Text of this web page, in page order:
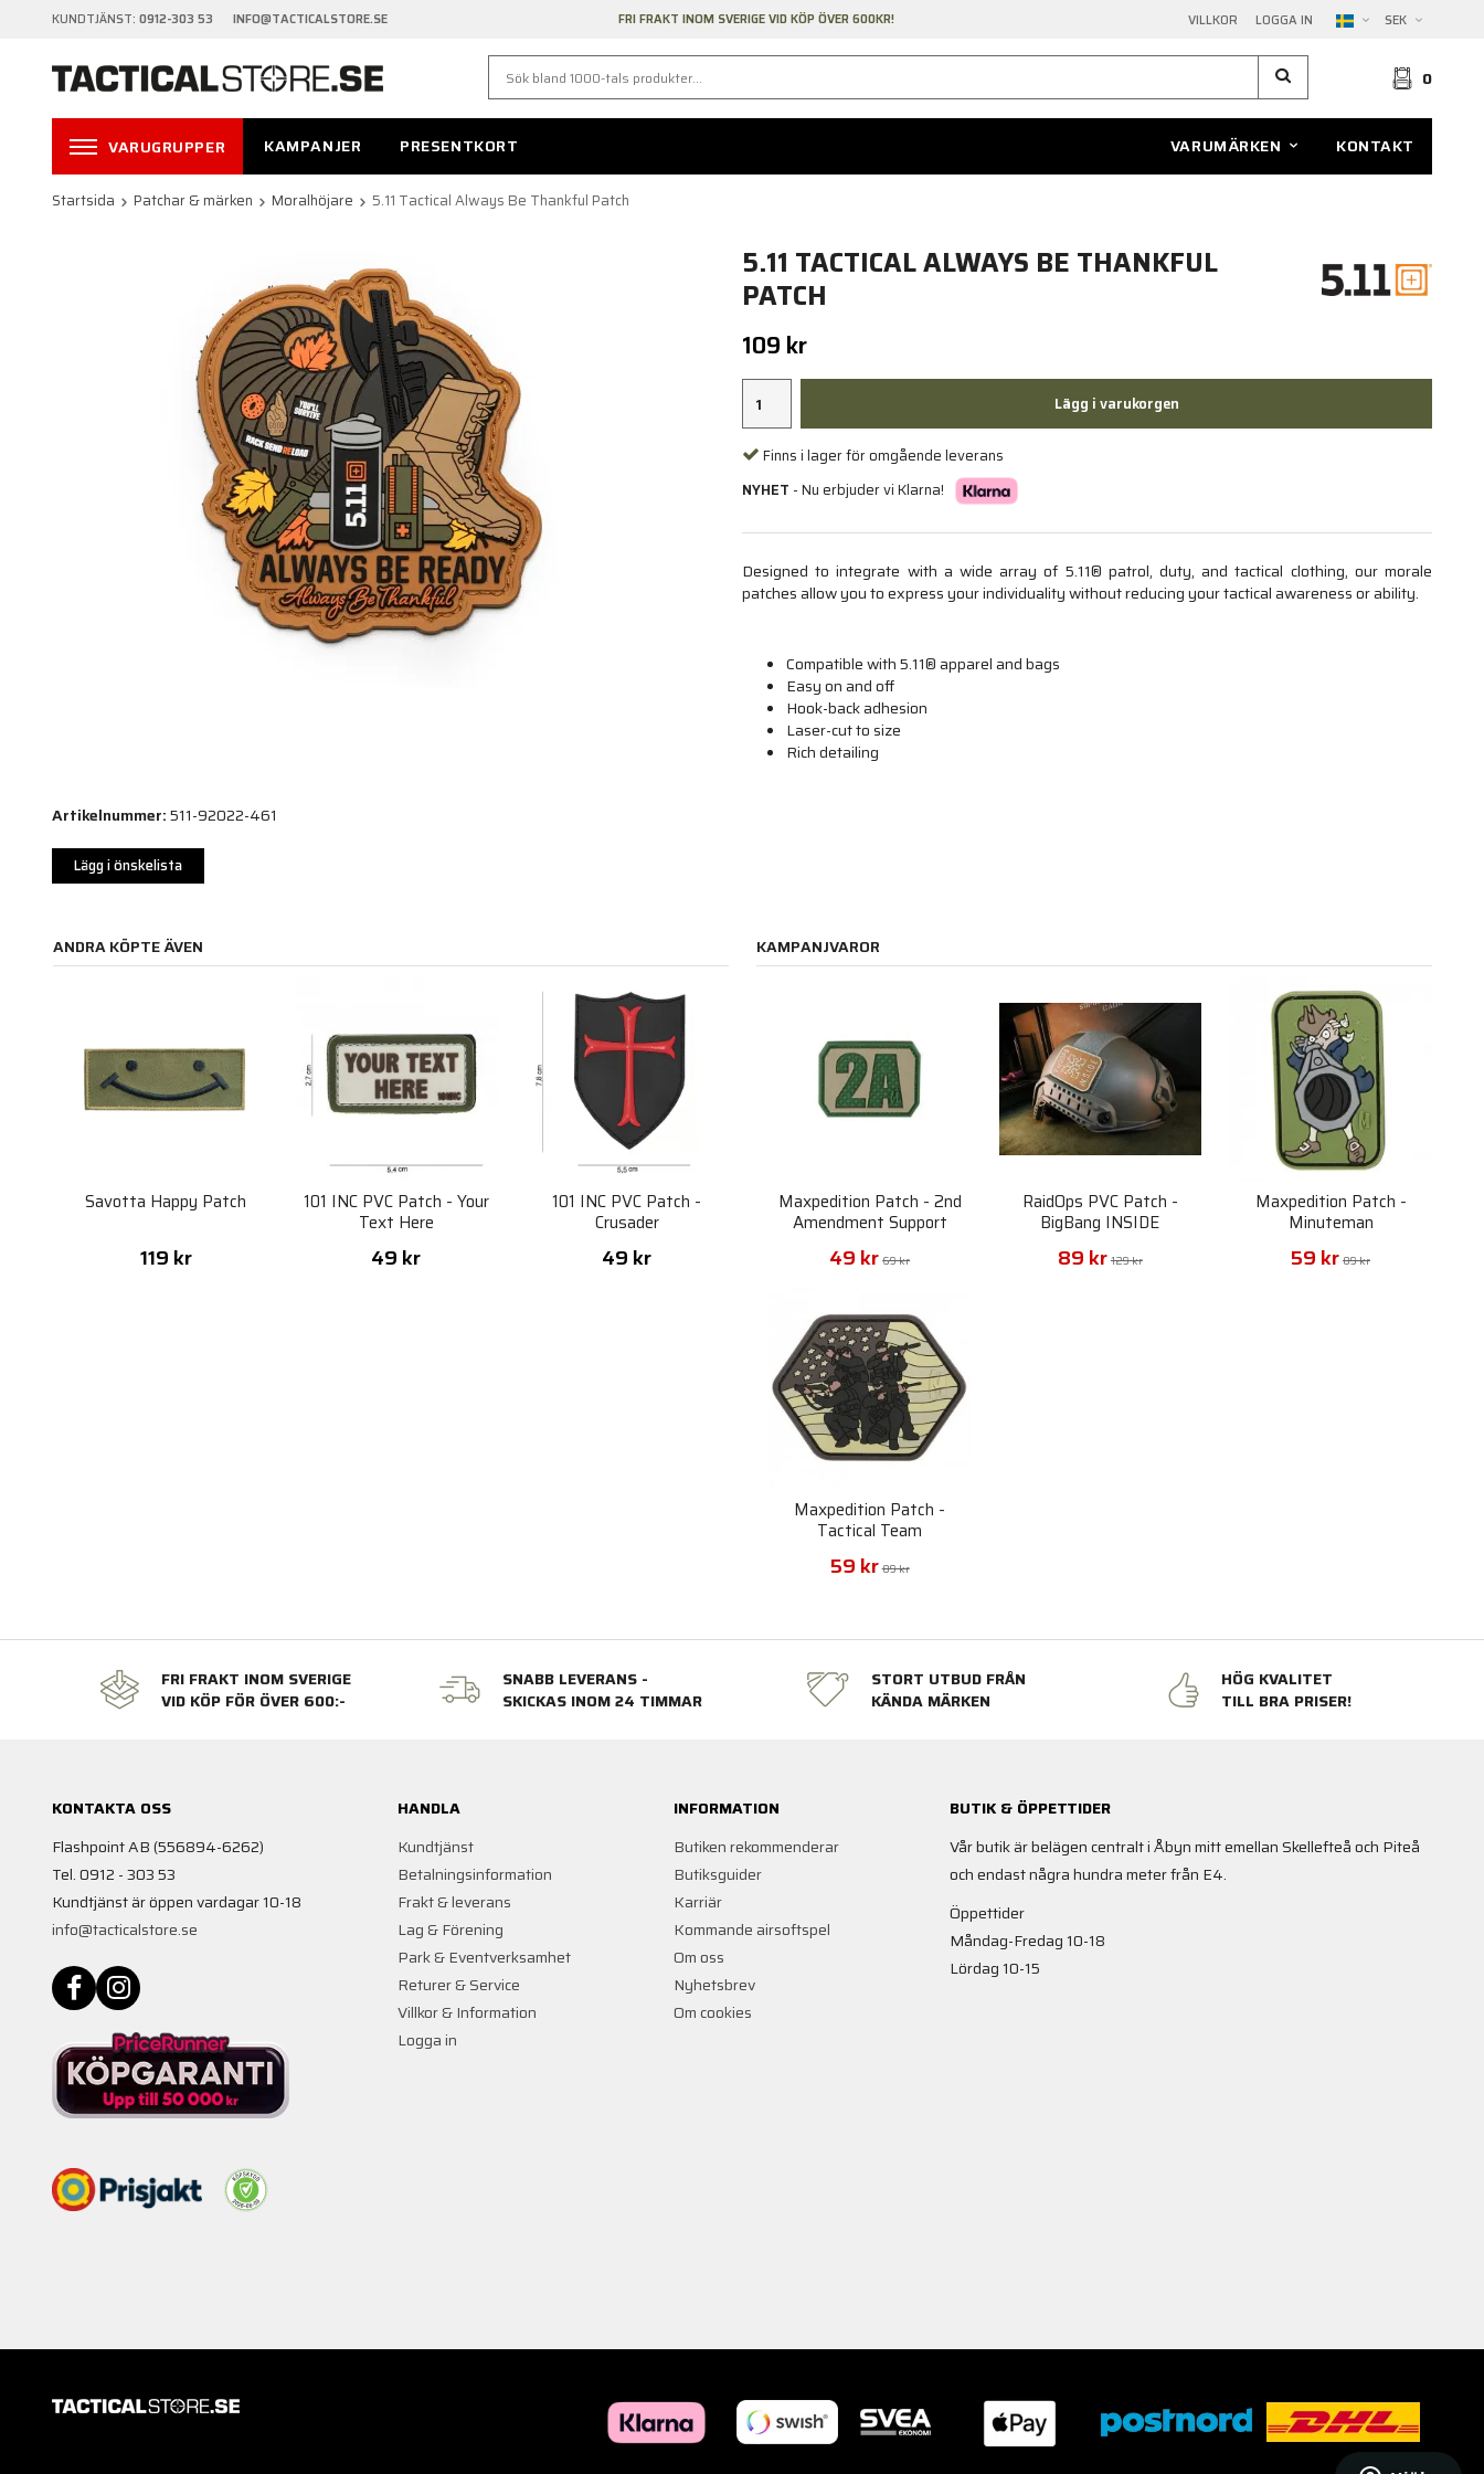
KUNDTJÄNST: 0912-303 53 INFO@TACTICALSTORE.SE VILLKOR LOGGA IN SEK
FRI FRAKT INOM SVERIGE VID KÖP ÖVER 600KR!
0
VARUGRUPPER KAMPANJER PRESENTKORT VARUMÄRKEN KONTAKT
Startsida Patchar & märken Moralhöjare 5.11 Tactical Always Be Thankful Patch
5.11 TACTICAL ALWAYS BE THANKFUL
PATCH
109 kr
Lägg i varukorgen
Finns i lager för omgående leverans
NYHET - Nu erbjuder vi Klarna!
Designed to integrate with a wide array of 5.11® patrol, duty, and tactical clothing, our morale
patches allow you to express your individuality without reducing your tactical awareness or ability.
Compatible with 5.11® apparel and bags
Easy on and off
Hook-back adhesion
Laser-cut to size
Rich detailing
Artikelnummer:511-92022-461
Lägg i önskelista
ANDRA KÖPTE ÄVEN
Savotta Happy Patch
119 kr
101 INC PVC Patch - Your
Text Here
49 kr
101 INC PVC Patch -
Crusader
49 kr
KAMPANJVAROR
Maxpedition Patch - 2nd
Amendment Support
49 kr 69 kr
RaidOps PVC Patch -
BigBang INSIDE
89 kr 129 kr
Maxpedition Patch -
Minuteman
59 kr 89 kr
Maxpedition Patch -
Tactical Team
59 kr 89 kr
FRI FRAKT INOM SVERIGE
VID KÖP FÖR ÖVER 600:-
SNABB LEVERANS -
SKICKAS INOM 24 TIMMAR
STORT UTBUD FRÅN
KÄNDA MÄRKEN
HÖG KVALITET
TILL BRA PRISER!
KONTAKTA OSS
Flashpoint AB (556894-6262)
Tel. 0912 - 303 53
Kundtjänst är öppen vardagar 10-18
info@tacticalstore.se
HANDLA
Kundtjänst
Betalningsinformation
Frakt & leverans
Lag & Förening
Park & Eventverksamhet
Returer & Service
Villkor & Information
Logga in
INFORMATION
Butiken rekommenderar
Butiksguider
Karriär
Kommande airsoftspel
Om oss
Nyhetsbrev
Om cookies
BUTIK & ÖPPETTIDER
Vår butik är belägen centralt i Åbyn mitt emellan Skellefteå och Piteå
och endast några hundra meter från E4.
Öppettider
Måndag-Fredag 10-18
Lördag 10-15